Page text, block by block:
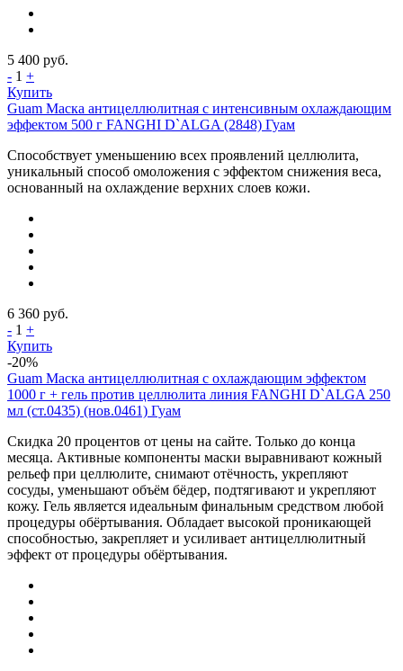
5 400 руб.
- 1 +
Купить
Guam Маска антицеллюлитная с интенсивным охлаждающим
эффектом 500 г FANGHI D`ALGA (2848) Гуам
Cпособствует уменьшению всех проявлений целлюлита,
уникальный способ омоложения с эффектом снижения веса,
основанный на охлаждение верхних слоев кожи.
6 360 руб.
- 1 +
Купить
-20%
Guam Маска антицеллюлитная с охлаждающим эффектом
1000 г + гель против целлюлита линия FANGHI D`ALGA 250
мл (ст.0435) (нов.0461) Гуам
Скидка 20 процентов от цены на сайте. Только до конца
месяца. Активные компоненты маски выравнивают кожный
рельеф при целлюлите, снимают отёчность, укрепляют
сосуды, уменьшают объём бёдер, подтягивают и укрепляют
кожу. Гель является идеальным финальным средством любой
процедуры обёртывания. Обладает высокой проникающей
способностью, закрепляет и усиливает антицеллюлитный
эффект от процедуры обёртывания.